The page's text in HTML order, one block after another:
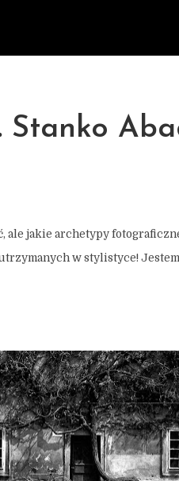
ale jakie archetypy
w stylistyce!